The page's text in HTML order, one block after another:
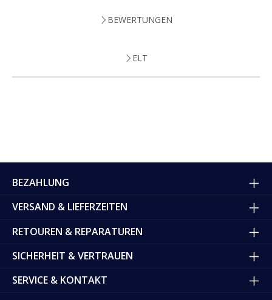
BEWERTUNGEN
ELT
BEZAHLUNG
VERSAND & LIEFERZEITEN
RETOUREN & REPARATUREN
SICHERHEIT & VERTRAUEN
SERVICE & KONTAKT